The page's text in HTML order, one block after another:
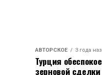
объявил
женщина
АВТОРСКОЕ 3 года
Турция
зерновой сделки